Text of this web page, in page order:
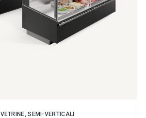
VETRINE, SEMI-VERTICALI